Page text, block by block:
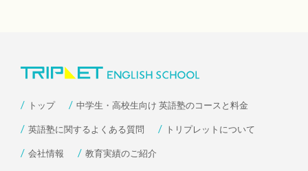
トップ 中学生・高校生向け 英語塾のコースと料金
英語塾に関するよくある質問 トリプレットについて
会社情報 教育実績のご紹介